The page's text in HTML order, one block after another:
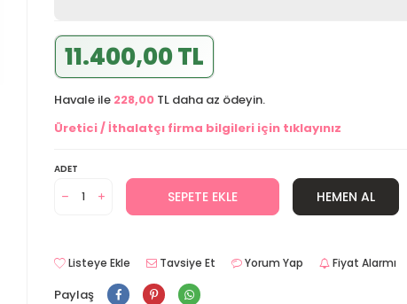
11.400,00 TL
Havale ile 228,00 TL daha az ödeyin.
Üretici / İthalatçı firma bilgileri için tıklayınız
ADET
SEPETE EKLE HEMEN AL
Listeye Ekle Tavsiye Et Yorum Yap Fiyat Alarmı
Paylaş